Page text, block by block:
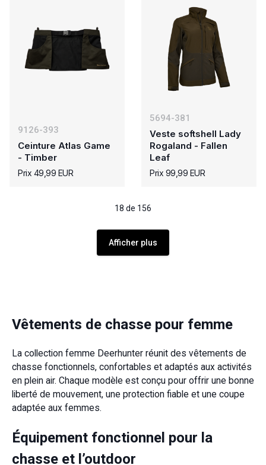
9126-393
Ceinture Atlas Game
- Timber
Prix 49,99 EUR
5694-381
Veste softshell Lady
Rogaland - Fallen
Leaf
Prix 99,99 EUR
18 de 156
Afficher plus
Vêtements de chasse pour femme
La collection femme Deerhunter réunit des vêtements de
chasse fonctionnels, confortables et adaptés aux activités
en plein air. Chaque modèle est conçu pour offrir une bonne
liberté de mouvement, une protection fiable et une coupe
adaptée aux femmes.
Équipement fonctionnel pour la
chasse et l’outdoor